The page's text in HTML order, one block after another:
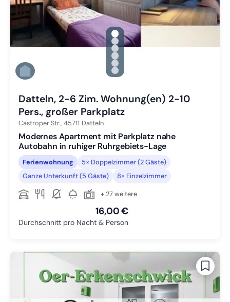
gallery.slide_selector
Zu Slide 1 wechseln
Zu Slide 2 wechseln
Zu Slide 3 wechseln
Zu Slide 4 wechseln
Zu Slide 5 wechseln
Zu Slide 6 wechseln
Datteln, 2-6 Zim. Wohnung(en) 2-10
Pers., großer Parkplatz
Castroper Str., 45711 Datteln
Modernes Apartment mit Parkplatz nahe
Autobahn in ruhiger Ruhrgebiets-Lage
Ferienwohnung
5× Doppelzimmer (2 Gäste)
Ganze Unterkunft (5 Gäste)
8× Einzelzimmer
+ 27 weitere
16,00 €
Durchschnitt pro Nacht & Person